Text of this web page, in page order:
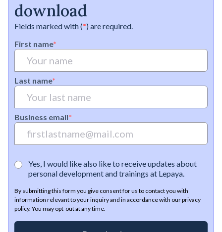
Schulungslösungen.
ermitteln. Stehen Talentbindung, Produktivität oder
kommerzielles Wachstum an erster Stelle? Dies ist Ihr
Ausgangspunkt für die Entwicklung wirkungsvoller
Schulungslösungen.
download
Fields marked with (*) are required.
First name*
Last name*
Business email*
Yes, I would like also like to receive updates about
personal development and trainings at Lepaya.
By submitting this form you give consent for us to contact you with
information relevant to your inquiry and in accordance with our privacy
policy. You may opt-out at any time.